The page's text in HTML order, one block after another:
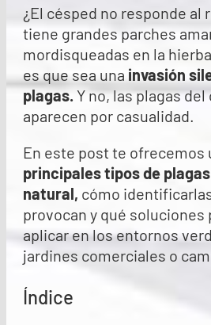
¿El césped no responde al
tiene grandes parches
mordisqueadas en la
es que sea una invasión
plagas.Y no, las plagas
aparecen por casualidad.
En este post te ofrecemos
principales tipos de
natural, cómo
provocan y qué soluciones
aplicar en los entornos
jardines comerciales o
Índice